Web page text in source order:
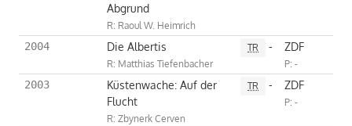
Abgrund
R: Raoul W. Heimrich
2004 Die Albertis
R: Matthias Tiefenbacher
TR - ZDF
P: -
2003
Küstenwache: Auf der
Flucht
R: Zbynerk Cerven
TR - ZDF
P: -